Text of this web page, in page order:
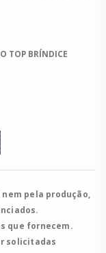
TOP BRÍNDICE
pela produção,
que fornecem.
solicitadas